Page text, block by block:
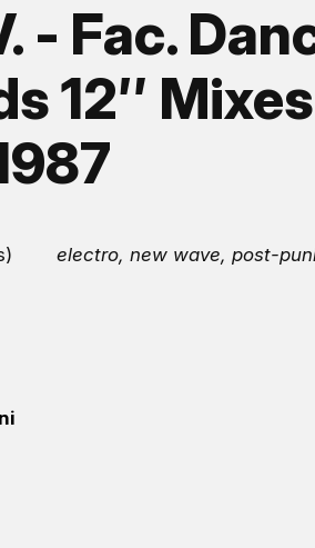
- Fac.
12″
electro, new wave, post-